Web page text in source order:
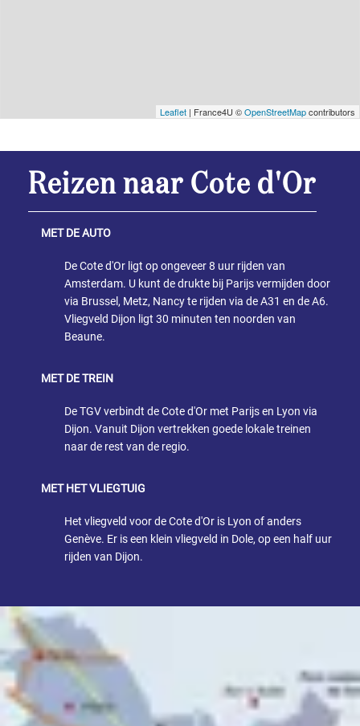
Leaflet | France4U ©OpenStreetMapcontributors
Reizen naar Cote d'Or
MET DE AUTO
De Cote d'Or ligt op ongeveer 8 uur rijden van
Amsterdam. U kunt de drukte bij Parijs vermijden door
via Brussel, Metz, Nancy te rijden via de A31 en de A6.
Vliegveld Dijon ligt 30 minuten ten noorden van
Beaune.
MET DE TREIN
De TGV verbindt de Cote d'Or met Parijs en Lyon via
Dijon. Vanuit Dijon vertrekken goede lokale treinen
naar de rest van de regio.
MET HET VLIEGTUIG
Het vliegveld voor de Cote d'Or is Lyon of anders
Genève. Er is een klein vliegveld in Dole, op een half uur
rijden van Dijon.